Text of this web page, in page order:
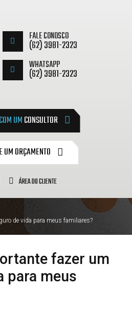
FALE CONOSCO
(62) 3981-2323
WHATSAPP
(62) 3981-2323
UMCONSULTOR
UM ORÇAMENTO
ÁREA DO CLIENTE
de vida para meus familiares?
fazer um
para meus